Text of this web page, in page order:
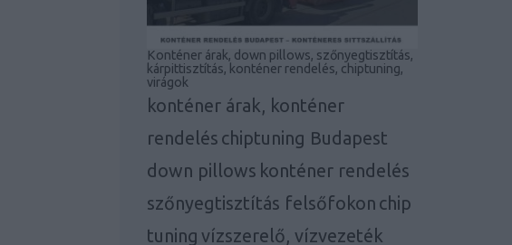
Konténer árak, down pillows, szőnyegtisztítás,
kárpittisztítás, konténer rendelés, chiptuning,
virágok
konténer árak, konténer
rendelés chiptuning Budapest
down pillows konténer rendelés
szőnyegtisztítás felsőfokon chip
tuning vízszerelő, vízvezeték